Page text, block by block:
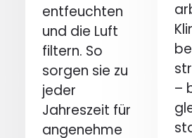
entfeuchten
und die Luft
filtern. So
sorgen sie zu
jeder
Jahreszeit für
angenehme
–